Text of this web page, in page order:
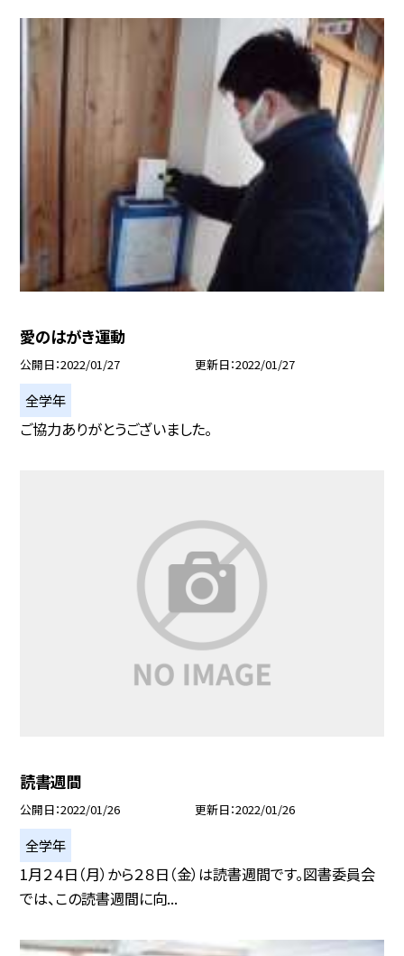
愛のはがき運動
公開日 2022/01/27 更新日 2022/01/27
全学年
ご協力ありがとうございました。
読書週間
公開日 2022/01/26 更新日 2022/01/26
全学年
1月２４日（月）から２８日（金）は読書週間です。図書委員会
では、この読書週間に向...